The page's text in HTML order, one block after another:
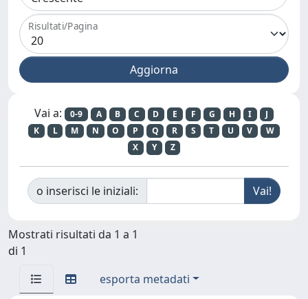
Risultati/Pagina
Vai a: 0-9 A B C D E F G H I
J
K
L M N O P Q R S T U V
W
X
Y Z
o inserisci le iniziali:
Mostrati risultati da 1 a 1
di 1
esporta metadati